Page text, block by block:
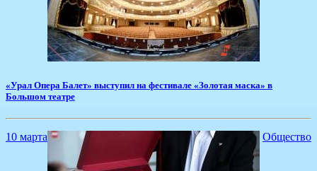
«Урал Опера Балет» выступил на фестивале «Золотая маска» в
Большом театре
10 марта Общество